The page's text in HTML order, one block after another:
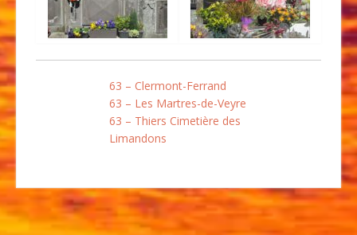
63 – Clermont-Ferrand
63 – Les Martres-de-Veyre
63 – Thiers Cimetière des
Limandons